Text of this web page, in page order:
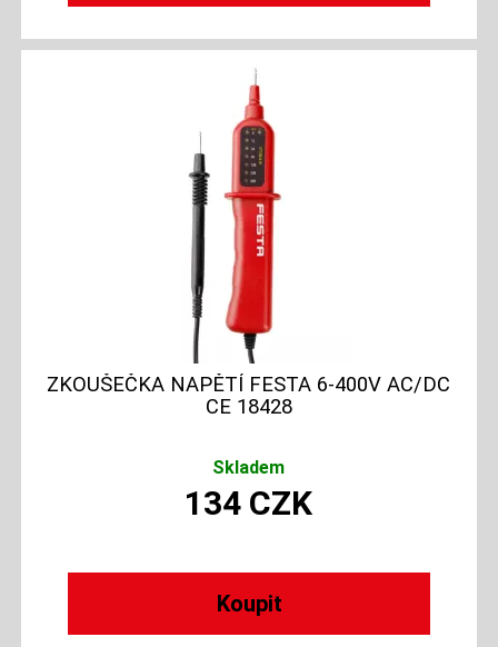
ZKOUŠEČKA NAPĚTÍ FESTA 6-400V AC/DC
CE 18428
Skladem
134 CZK